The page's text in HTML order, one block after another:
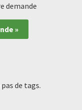
demande
»
de tags.